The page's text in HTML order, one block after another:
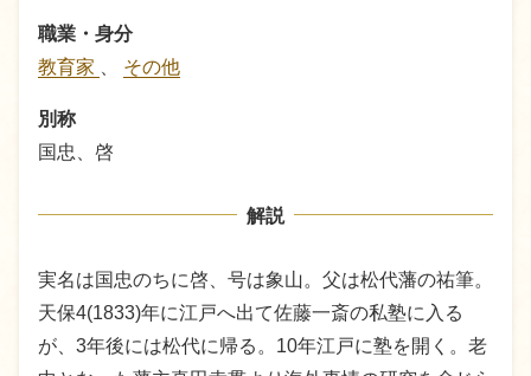
職業・身分
教育家
その他
別称
国忠、啓
解説
実名は国忠のちに啓、号は象山。父は松代藩の祐筆。
天保4(1833)年に江戸へ出て佐藤一斎の私塾に入る
が、3年後には松代に帰る。10年江戸に塾を開く。老